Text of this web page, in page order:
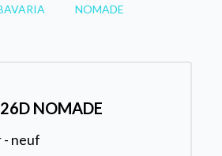
NOMADE
NOMADE
- neuf